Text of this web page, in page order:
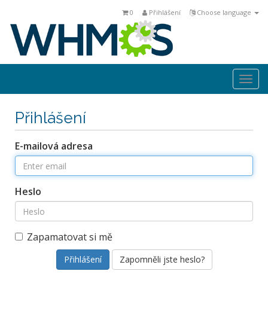
Choose language
Přihlášení
0
Přihlášení
E-mailová adresa
Heslo
Zapamatovat si mě
Zapomněli jste heslo?